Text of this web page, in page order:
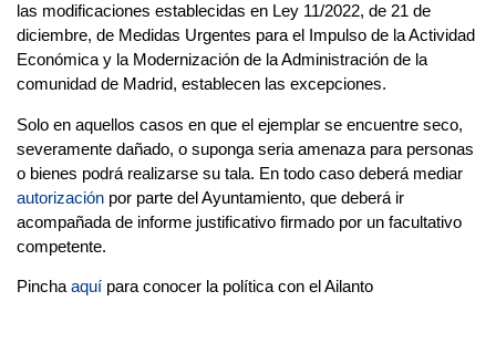
las modificaciones establecidas en Ley 11/2022, de 21 de
diciembre, de Medidas Urgentes para el Impulso de la Actividad
Económica y la Modernización de la Administración de la
comunidad de Madrid, establecen las excepciones.
Solo en aquellos casos en que el ejemplar se encuentre seco,
severamente dañado, o suponga seria amenaza para personas
o bienes podrá realizarse su tala. En todo caso deberá mediar
autorización por parte del Ayuntamiento, que deberá ir
acompañada de informe justificativo firmado por un facultativo
competente.
Pincha aquí para conocer la política con el Ailanto